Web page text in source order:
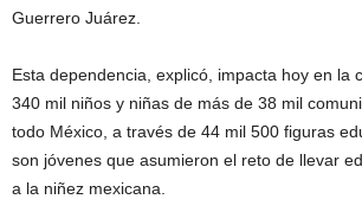
Guerrero Juárez.
Esta dependencia, explicó, impacta hoy en la
340 mil niños y niñas de más de 38 mil
todo México, a través de 44 mil 500 figuras
son jóvenes que asumieron el reto de llevar
a la niñez mexicana.